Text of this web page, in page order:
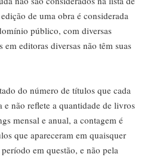
de uma obra é considerada
público, com diversas
editoras diversas não têm suas
do número de títulos que cada
não reflete a quantidade de livros
mensal e anual, a contagem é
que apareceram em quaisquer
em questão, e não pela